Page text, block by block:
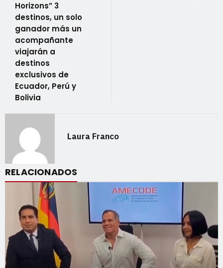
Horizons” 3
destinos, un solo
ganador más un
acompañante
viajarán a
destinos
exclusivos de
Ecuador, Perú y
Bolivia
Laura Franco
RELACIONADOS